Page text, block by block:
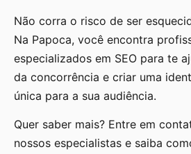
Não corra o risco de ser
Na Papoca, você encontra
especializados em SEO para te
da concorrência e criar uma
única para a sua audiência.
Quer saber mais? Entre em
nossos especialistas e saiba